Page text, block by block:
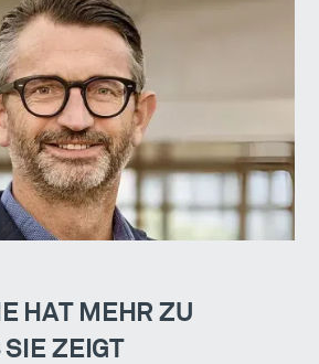
HAT MEHR ZU
ZEIGT